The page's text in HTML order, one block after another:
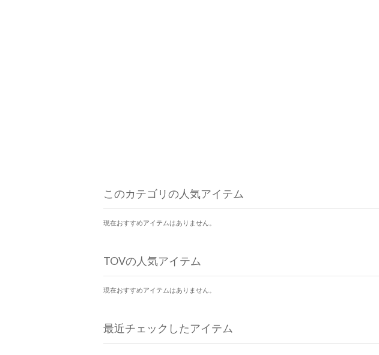
このカテゴリの人気アイテム
現在おすすめアイテムはありません。
TOVの人気アイテム
現在おすすめアイテムはありません。
最近チェックしたアイテム